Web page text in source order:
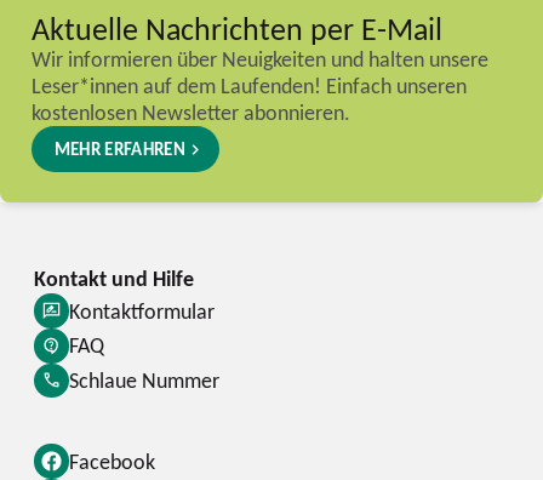
Aktuelle Nachrichten per E-Mail
Wir informieren über Neuigkeiten und halten unsere
Leser*innen auf dem Laufenden! Einfach unseren
kostenlosen Newsletter abonnieren.
MEHR ERFAHREN
Facebook
Kontaktformular
FAQ
Schlaue Nummer